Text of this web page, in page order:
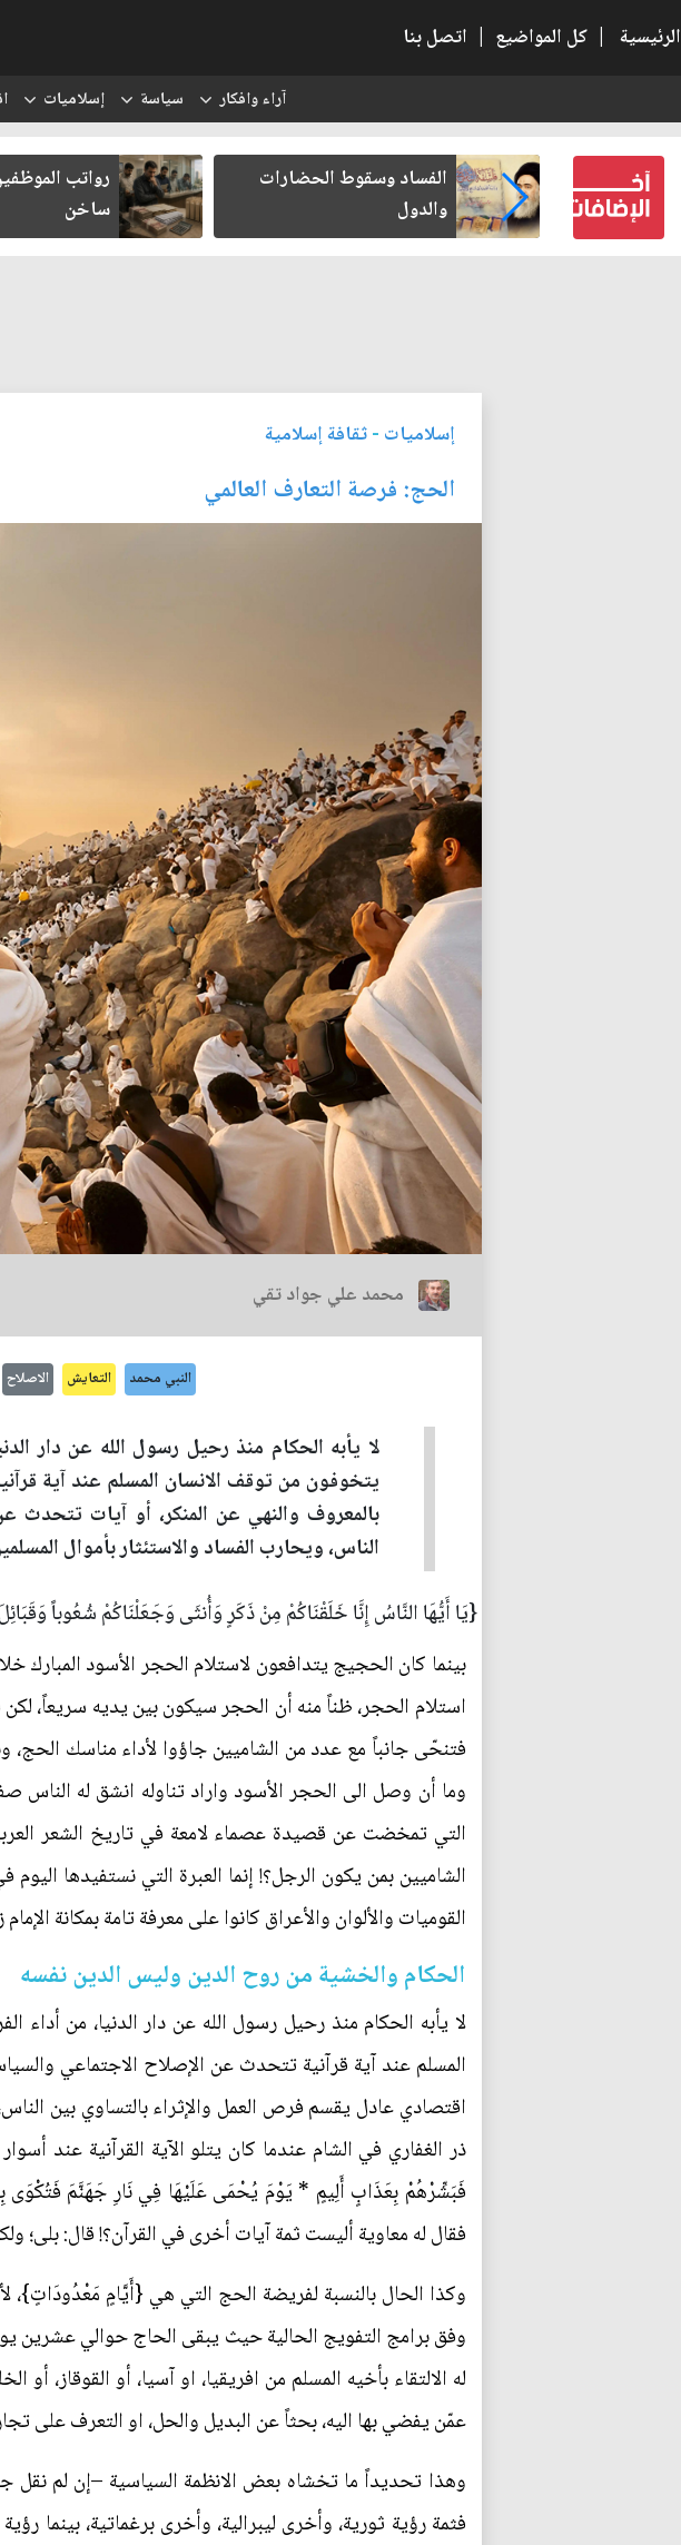
الرئيسية | كل المواضيع | اتصل بنا
آراء وافكار سياسة إسلاميات
كتب لنفسه
الفساد وسقوط الحضارات
والدول
رواتب
ساخن
إسلاميات -ثقافة إسلامية
الحج: فرصة التعارف العالمي
محمد علي جواد تقي
النبي محمد التعايش الاصلاح
لا يأبه الحكام منذ رحيل رسول الله عن دار
يتخوفون من توقف الانسان المسلم عند آية
بالمعروف والنهي عن المنكر، أو آيات
الناس، ويحارب الفساد والاستئثار بأموال
{يَا أَيُّهَا النَّاسُ إِنَّا خَلَقْنَاكُمْ مِنْ ذَكَرٍ وَأُنثَى وَجَعَلْنَاكُمْ شُعُوباً
بينما كان الحجيج يتدافعون لاستلام الحجر الأسود المبارك
استلام الحجر، ظناً منه أن الحجر سيكون بين يديه سريعاً،
فتنحّى جانباً مع عدد من الشاميين جاؤوا لأداء مناسك الحج،
وما أن وصل الى الحجر الأسود واراد تناوله انشق له الناس
التي تمخضت عن قصيدة عصماء لامعة في تاريخ الشعر
الشاميين بمن يكون الرجل؟! إنما العبرة التي نستفيدها
القوميات والألوان والأعراق كانوا على معرفة تامة بمكانة
الحكام والخشية من روح الدين وليس الدين نفسه
لا يأبه الحكام منذ رحيل رسول الله عن دار الدنيا، من أداء
المسلم عند آية قرآنية تتحدث عن الإصلاح الاجتماعي
اقتصادي عادل يقسم فرص العمل والإثراء بالتساوي بين
ذر الغفاري في الشام عندما كان يتلو الآية القرآنية عند
فَبَشِّرْهُمْ بِعَذَابٍ أَلِيمٍ * يَوْمَ يُحْمَى عَلَيْهَا فِي نَارِ جَهَنَّمَ فَتُكْوَى
فقال له معاوية أليست ثمة آيات أخرى في القرآن؟! قال: بلى؛
وكذا الحال بالنسبة لفريضة الحج التي هي {أَيَّامٍ مَعْدُودَاتٍ}،
وفق برامج التفويج الحالية حيث يبقى الحاج حوالي عشرين
له الالتقاء بأخيه المسلم من افريقيا، او آسيا، أو
عمّن يفضي بها اليه، بحثاً عن البديل والحل، او التعرف على
وهذا تحديداً ما تخشاه بعض الانظمة السياسية –إن لم
فثمة رؤية ثورية، وأخرى ليبرالية، وأخرى برغماتية،